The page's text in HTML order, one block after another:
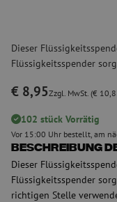
Dieser
Flüssigkeitsspender
€ 8,95Zzgl. MwSt. (€
102 stück Vorrätig
Vor 15:00 Uhr bestellt, am
Beschreibung
Dieser
Flüssigkeitsspender
richtigen Stelle